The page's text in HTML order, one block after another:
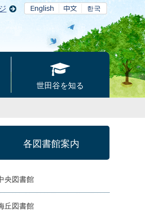
世田谷を知る
各図書館案内
央図書館
丘図書館